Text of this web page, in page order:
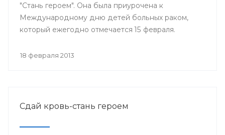
"Стань героем". Она была приурочена к
Международному дню детей больных раком,
который ежегодно отмечается 15 февраля.
18 февраля 2013
Сдай кровь-стань героем